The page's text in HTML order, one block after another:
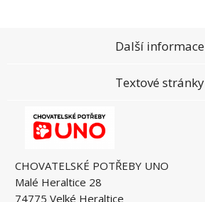
CHOVATELSKÉ POTŘEBY UNO
Malé Heraltice 28
74775 Velké Heraltice
Další informace
Textové stránky